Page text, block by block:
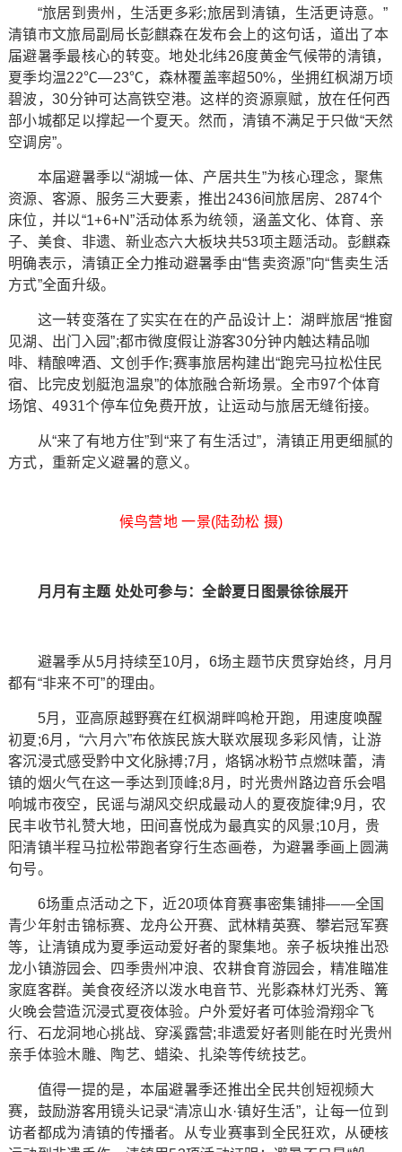
“旅居到贵州，生活更多彩;旅居到清镇，生活更诗意。”
清镇市文旅局副局长彭麒森在发布会上的这句话，道出了本
届避暑季最核心的转变。地处北纬26度黄金气候带的清镇，
夏季均温22℃—23℃，森林覆盖率超50%，坐拥红枫湖万顷
碧波，30分钟可达高铁空港。这样的资源禀赋，放在任何西
部小城都足以撑起一个夏天。然而，清镇不满足于只做“天然
空调房”。
本届避暑季以“湖城一体、产居共生”为核心理念，聚焦
资源、客源、服务三大要素，推出2436间旅居房、2874个
床位，并以“1+6+N”活动体系为统领，涵盖文化、体育、亲
子、美食、非遗、新业态六大板块共53项主题活动。彭麒森
明确表示，清镇正全力推动避暑季由“售卖资源”向“售卖生活
方式”全面升级。
这一转变落在了实实在在的产品设计上：湖畔旅居“推窗
见湖、出门入园”;都市微度假让游客30分钟内触达精品咖
啡、精酿啤酒、文创手作;赛事旅居构建出“跑完马拉松住民
宿、比完皮划艇泡温泉”的体旅融合新场景。全市97个体育
场馆、4931个停车位免费开放，让运动与旅居无缝衔接。
从“来了有地方住”到“来了有生活过”，清镇正用更细腻的
方式，重新定义避暑的意义。
候鸟营地 一景(陆劲松 摄)
月月有主题 处处可参与：全龄夏日图景徐徐展开
避暑季从5月持续至10月，6场主题节庆贯穿始终，月月
都有“非来不可”的理由。
5月，亚高原越野赛在红枫湖畔鸣枪开跑，用速度唤醒
初夏;6月，“六月六”布依族民族大联欢展现多彩风情，让游
客沉浸式感受黔中文化脉搏;7月，烙锅冰粉节点燃味蕾，清
镇的烟火气在这一季达到顶峰;8月，时光贵州路边音乐会唱
响城市夜空，民谣与湖风交织成最动人的夏夜旋律;9月，农
民丰收节礼赞大地，田间喜悦成为最真实的风景;10月，贵
阳清镇半程马拉松带跑者穿行生态画卷，为避暑季画上圆满
句号。
6场重点活动之下，近20项体育赛事密集铺排——全国
青少年射击锦标赛、龙舟公开赛、武林精英赛、攀岩冠军赛
等，让清镇成为夏季运动爱好者的聚集地。亲子板块推出恐
龙小镇游园会、四季贵州冲浪、农耕食育游园会，精准瞄准
家庭客群。美食夜经济以泼水电音节、光影森林灯光秀、篝
火晚会营造沉浸式夏夜体验。户外爱好者可体验滑翔伞飞
行、石龙洞地心挑战、穿溪露营;非遗爱好者则能在时光贵州
亲手体验木雕、陶艺、蜡染、扎染等传统技艺。
值得一提的是，本届避暑季还推出全民共创短视频大
赛，鼓励游客用镜头记录“清凉山水·镇好生活”，让每一位到
访者都成为清镇的传播者。从专业赛事到全民狂欢，从硬核